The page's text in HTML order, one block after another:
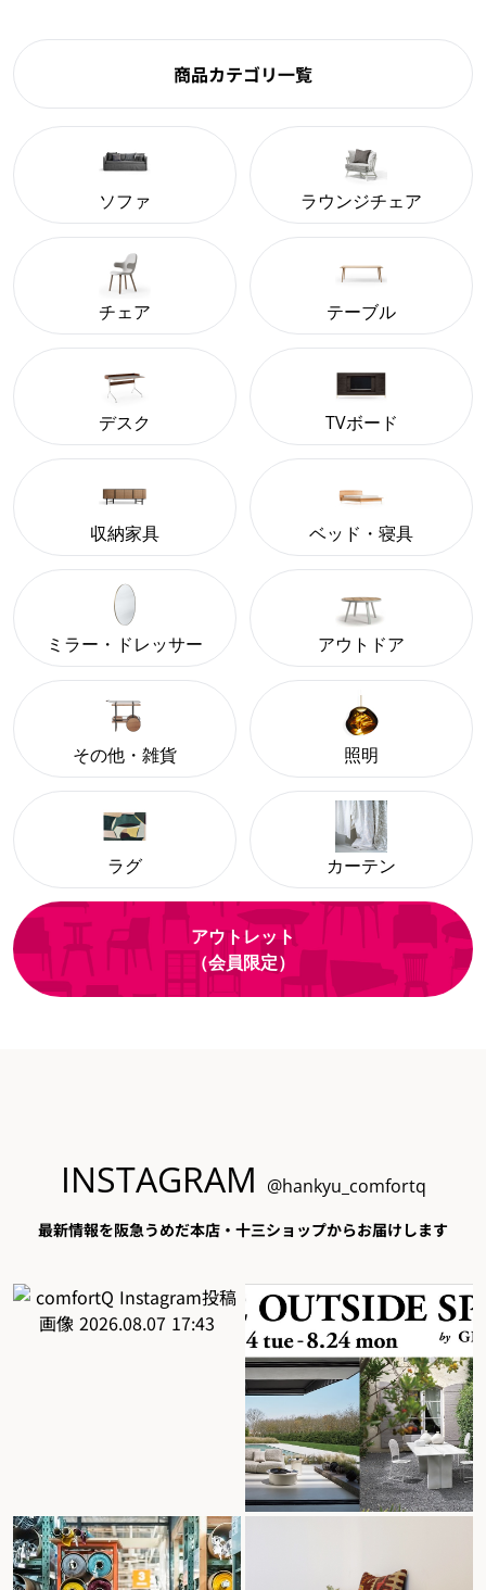
商品カテゴリ一覧
ソファ ラウンジチェア
チェア テーブル
デスク TVボード
収納家具 ベッド・寝具
ミラー・ドレッサー アウトドア
その他・雑貨 照明
ラグ カーテン
アウトレット
（会員限定）
INSTAGRAM @hankyu_comfortq
最新情報を阪急うめだ本店・十三ショップからお届けします